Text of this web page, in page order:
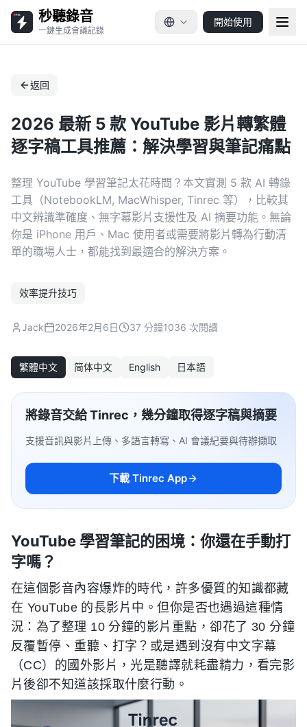
秒聽錄音
一鍵生成會議記錄
開始使用
返回
2026 最新 5 款 YouTube 影片轉繁體
逐字稿工具推薦：解決學習與筆記痛點
整理 YouTube 學習筆記太花時間？本文實測 5 款 AI 轉錄
工具（NotebookLM, MacWhisper, Tinrec 等），比較其
中文辨識準確度、無字幕影片支援性及 AI 摘要功能。無論
你是 iPhone 用戶、Mac 使用者或需要將影片轉為行動清
單的職場人士，都能找到最適合的解決方案。
效率提升技巧
Jack 2026年2月6日 37 分鐘1036 次閱讀
繁體中文 简体中文 English 日本語
將錄音交給 Tinrec，幾分鐘取得逐字稿與摘要
支援音訊與影片上傳、多語言轉寫、AI 會議紀要與待辦擷取
下載 Tinrec App
YouTube 學習筆記的困境：你還在手動打
字嗎？
在這個影音內容爆炸的時代，許多優質的知識都藏
在 YouTube 的長影片中。但你是否也遇過這種情
況：為了整理 10 分鐘的影片重點，卻花了 30 分鐘
反覆暫停、重聽、打字？或是遇到沒有中文字幕
（CC）的國外影片，光是聽譯就耗盡精力，看完影
片後卻不知道該採取什麼行動。